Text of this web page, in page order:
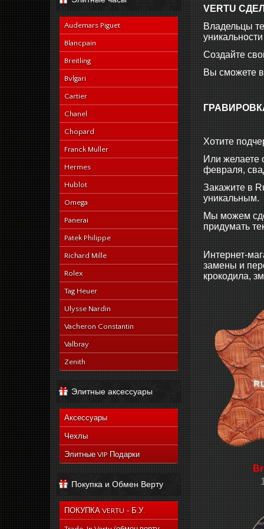
Audemars Piguet
Blancpain
Breitling
Bvlgari
Cartier
Chanel
Chopard
Franck Muller
Hermes
Hublot
Omega
Panerai
Patek Philippe
Richard Mille
Rolex
Tag Heuer
Ulysse Nardin
Vacheron Constantin
Valbray
Zenith
Элитные аксессуары
Аксессуары
Чехлы
Элитные VIP Подарки
Покупка и Обмен Верту
ПОКУПКА VERTU - Б.У.
VERTU
Владельцы
Создайте
Вы сможете
Хотите
Или желаете
февраля,
Закажите в
уникальным.
Мы можем
придумать
Интернет-
замены и
крокодила,